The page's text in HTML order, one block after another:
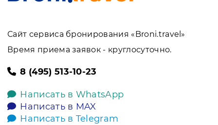
Сайт сервиса бронирования «Broni.travel»
Время приема заявок - круглосуточно.
8 (495) 513-10-23
Написать в WhatsApp
Написать в MAX
Написать в Telegram